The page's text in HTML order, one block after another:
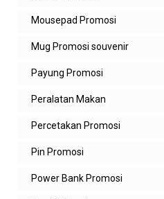
Mousepad Promosi
Mug Promosi souvenir
Payung Promosi
Peralatan Makan
Percetakan Promosi
Pin Promosi
Power Bank Promosi